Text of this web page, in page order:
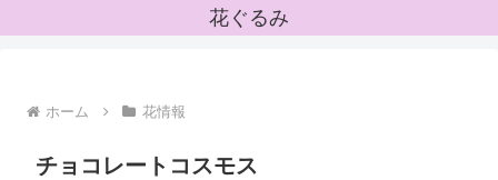
花ぐるみ
ホーム 花情報
チョコレートコスモス